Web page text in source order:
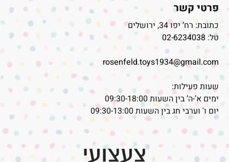
פרטי קשר
כתובת: רח’ יפו 34, ירושלים
טל: 02-6234038
rosenfeld.toys1934@gmail.com
שעות פעילות:
ימים א’-ה’ בין השעות 09:30-18:00
יום ו' וערבי חג בין השעות 09:30-13:00